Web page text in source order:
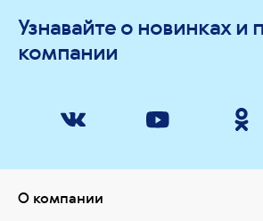
Узнавайте о новинках и
компании
О компании